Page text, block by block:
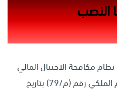
النصب
نظام مكافحة الاحتيال المالي
وخيانة الأمانة، الصادر بالمرسوم الملكي رقم (م/79) بتاريخ